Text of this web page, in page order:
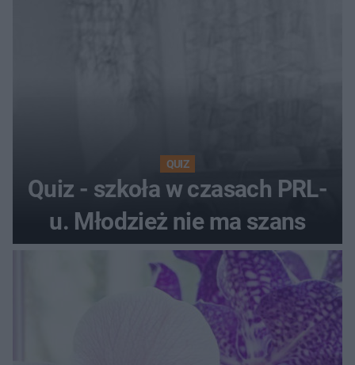
QUIZ
Quiz - szkoła w czasach PRL-
u. Młodzież nie ma szans